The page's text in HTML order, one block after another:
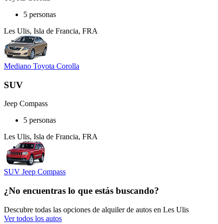
5 personas
Les Ulis, Isla de Francia, FRA
Mediano Toyota Corolla
SUV
Jeep Compass
5 personas
Les Ulis, Isla de Francia, FRA
SUV Jeep Compass
¿No encuentras lo que estás buscando?
Descubre todas las opciones de alquiler de autos en Les Ulis
Ver todos los autos